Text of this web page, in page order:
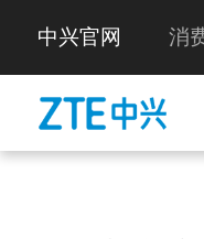
中兴官网 消